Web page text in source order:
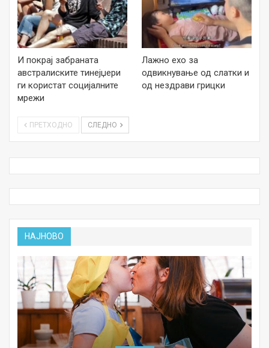
И покрај забраната
австралиските тинејџери
ги користат социјалните
мрежи
Лажно ехо за
одвикнување од слатки и
од нездрави грицки
ПРЕТХОДНО СЛЕДНО
НАЈНОВО